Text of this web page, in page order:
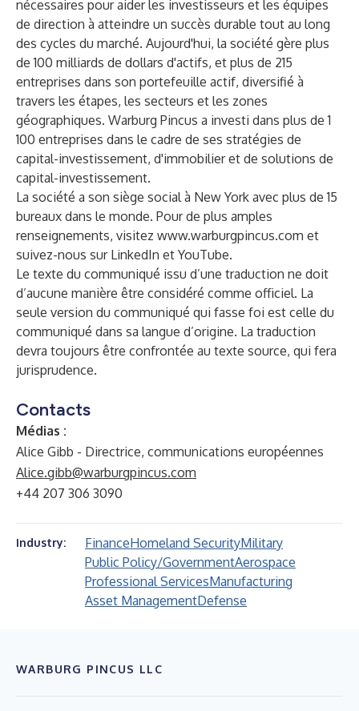
nécessaires pour aider les investisseurs et les équipes
de direction à atteindre un succès durable tout au long
des cycles du marché. Aujourd'hui, la société gère plus
de 100 milliards de dollars d'actifs, et plus de 215
entreprises dans son portefeuille actif, diversifié à
travers les étapes, les secteurs et les zones
géographiques. Warburg Pincus a investi dans plus de 1
100 entreprises dans le cadre de ses stratégies de
capital-investissement, d'immobilier et de solutions de
capital-investissement.
La société a son siège social à New York avec plus de 15
bureaux dans le monde. Pour de plus amples
renseignements, visitez www.warburgpincus.com et
suivez-nous sur LinkedIn et YouTube.
Le texte du communiqué issu d’une traduction ne doit
d’aucune manière être considéré comme officiel. La
seule version du communiqué qui fasse foi est celle du
communiqué dans sa langue d’origine. La traduction
devra toujours être confrontée au texte source, qui fera
jurisprudence.
Contacts
Médias :
Alice Gibb - Directrice, communications européennes
Alice.gibb@warburgpincus.com
+44 207 306 3090
Industry: FinanceHomeland SecurityMilitary
Public Policy/GovernmentAerospace
Professional ServicesManufacturing
Asset ManagementDefense
WARBURG PINCUS LLC